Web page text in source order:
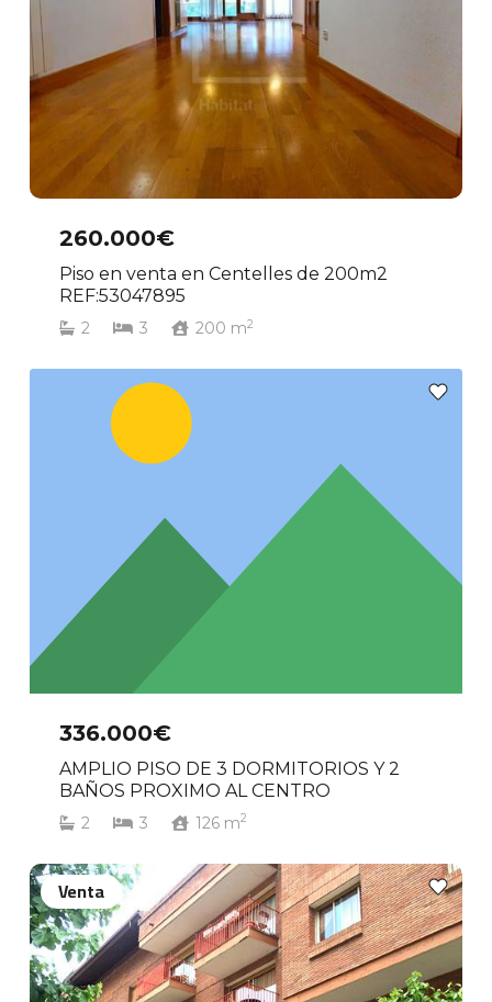
260.000€
Piso en venta en Centelles de 200m2
REF:53047895
2 3 200 m2
336.000€
AMPLIO PISO DE 3 DORMITORIOS Y 2
BAÑOS PROXIMO AL CENTRO
2 3 126m2
Venta